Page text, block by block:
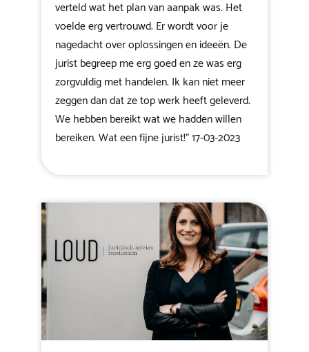
verteld wat het plan van aanpak was. Het
voelde erg vertrouwd. Er wordt voor je
nagedacht over oplossingen en ideeën. De
jurist begreep me erg goed en ze was erg
zorgvuldig met handelen. Ik kan niet meer
zeggen dan dat ze top werk heeft geleverd.
We hebben bereikt wat we hadden willen
bereiken. Wat een fijne jurist!" 17-03-2023